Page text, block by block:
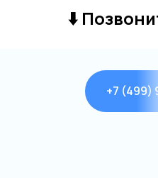
⬇️
+7 (499)